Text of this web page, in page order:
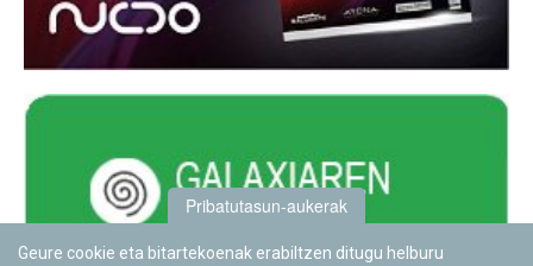
Pribatutasun-aukerak
Geure cookie eta bitartekoenak erabiltzen ditugu helburu